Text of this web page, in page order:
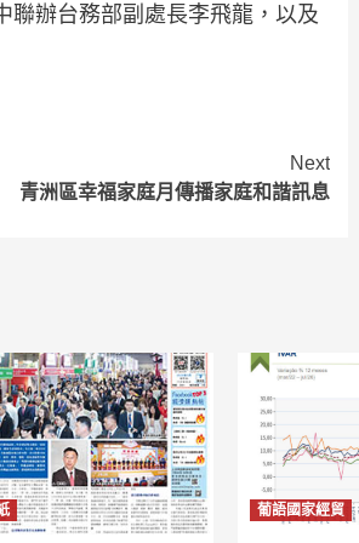
聯辦台務部副處長李飛龍，以及
Next
青洲區幸福家庭月傳播家庭和諧訊息
葡語國家經貿